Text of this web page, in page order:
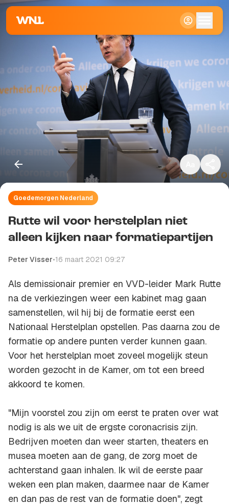
Klein
Standaard
Groot
Goedemorgen Nederland
Rutte wil voor herstelplan niet
alleen kijken naar formatiepartijen
Peter Visser•16 maart 2021 09:27
Als demissionair premier en VVD-leider Mark Rutte
na de verkiezingen weer een kabinet mag gaan
samenstellen, wil hij bij de formatie eerst een
Nationaal Herstelplan opstellen. Pas daarna zou de
formatie op andere punten verder kunnen gaan.
Voor het herstelplan moet zoveel mogelijk steun
worden gezocht in de Kamer, om tot een breed
akkoord te komen.
"Mijn voorstel zou zijn om eerst te praten over wat
nodig is als we uit de ergste coronacrisis zijn.
Bedrijven moeten dan weer starten, theaters en
musea moeten aan de gang, de zorg moet de
achterstand gaan inhalen. Ik wil de eerste paar
weken een plan maken, daarmee naar de Kamer
en dan pas de rest van de formatie doen", zegt